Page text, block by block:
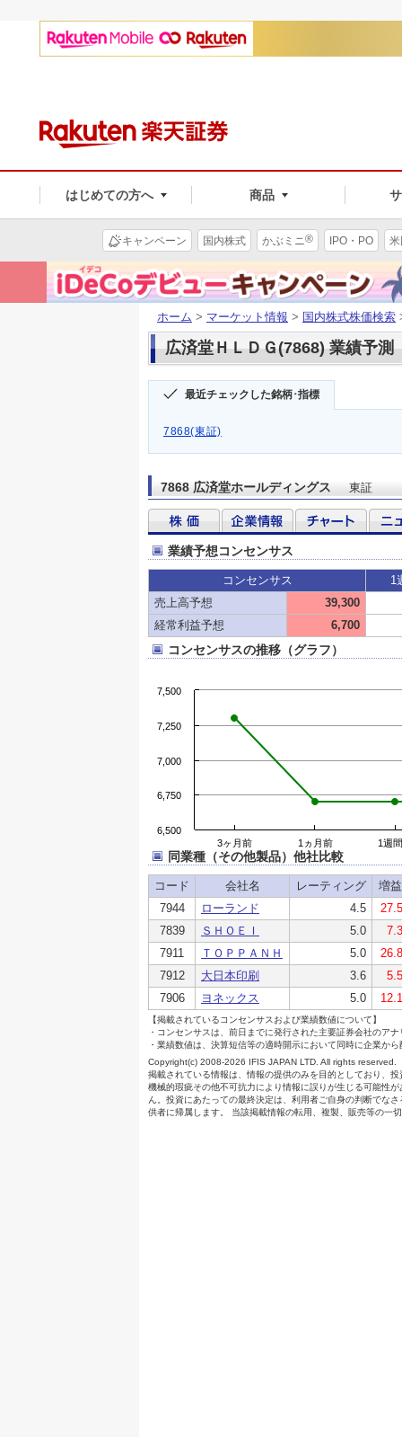
はじめての方へ 商品
キャンペーン 国内株式 かぶミニ® IPO・PO
ホーム > マーケット情報 > 国内株式株価検索
広済堂ＨＬＤＧ(7868) 業績予測
最近チェックした銘柄･指標
7868(東証)
7868 広済堂ホールディングス 東証